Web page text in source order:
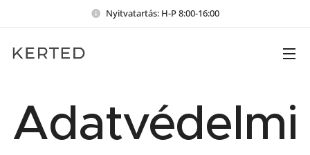
Nyitvatartás: H-P 8:00-16:00
Adatvédelmi